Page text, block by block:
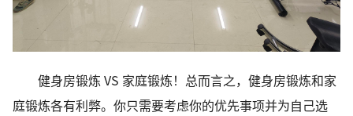
健身房锻炼 VS 家庭锻炼！总而言之，健身房锻炼和家
庭锻炼各有利弊。你只需要考虑你的优先事项并为自己选